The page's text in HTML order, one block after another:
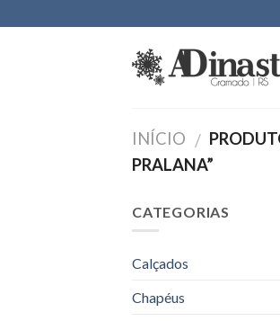
to
INÍCIO /
PRALANA”
CATEGORIAS
Calçados
Chapéus